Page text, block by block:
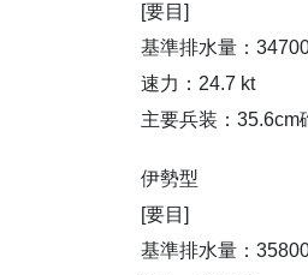
[要目]
基準排水量：
速力：24.7 kt
主要兵装：35.6cm
伊勢型
[要目]
基準排水量：